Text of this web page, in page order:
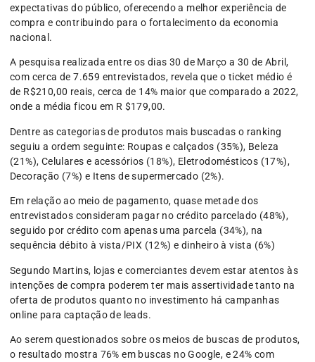
expectativas do público, oferecendo a melhor experiência de
compra e contribuindo para o fortalecimento da economia
nacional.
A pesquisa realizada entre os dias 30 de Março a 30 de Abril,
com cerca de 7.659 entrevistados, revela que o ticket médio é
de R$210,00 reais, cerca de 14% maior que comparado a 2022,
onde a média ficou em R $179,00.
Dentre as categorias de produtos mais buscadas o ranking
seguiu a ordem seguinte: Roupas e calçados (35%), Beleza
(21%), Celulares e acessórios (18%), Eletrodomésticos (17%),
Decoração (7%) e Itens de supermercado (2%).
Em relação ao meio de pagamento, quase metade dos
entrevistados consideram pagar no crédito parcelado (48%),
seguido por crédito com apenas uma parcela (34%), na
sequência débito à vista/PIX (12%) e dinheiro à vista (6%)
Segundo Martins, lojas e comerciantes devem estar atentos às
intenções de compra poderem ter mais assertividade tanto na
oferta de produtos quanto no investimento há campanhas
online para captação de leads.
Ao serem questionados sobre os meios de buscas de produtos,
o resultado mostra 76% em buscas no Google, e 24% com